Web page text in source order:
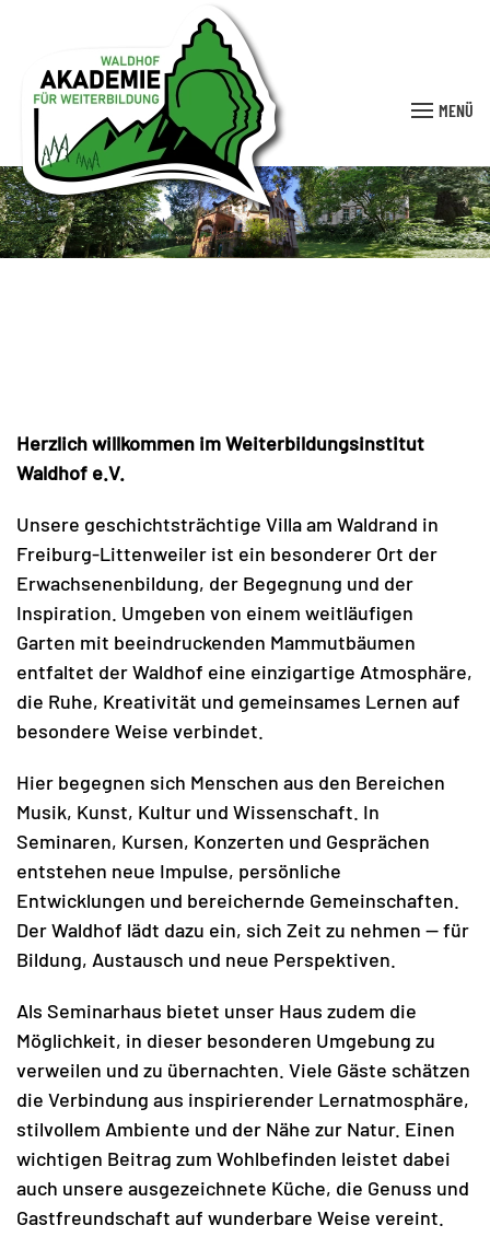
MENÜ
Herzlich willkommen im Weiterbildungsinstitut
Waldhof e.V.
Unsere geschichtsträchtige Villa am Waldrand in
Freiburg-Littenweiler ist ein besonderer Ort der
Erwachsenenbildung, der Begegnung und der
Inspiration. Umgeben von einem weitläufigen
Garten mit beeindruckenden Mammutbäumen
entfaltet der Waldhof eine einzigartige Atmosphäre,
die Ruhe, Kreativität und gemeinsames Lernen auf
besondere Weise verbindet.
Hier begegnen sich Menschen aus den Bereichen
Musik, Kunst, Kultur und Wissenschaft. In
Seminaren, Kursen, Konzerten und Gesprächen
entstehen neue Impulse, persönliche
Entwicklungen und bereichernde Gemeinschaften.
Der Waldhof lädt dazu ein, sich Zeit zu nehmen — für
Bildung, Austausch und neue Perspektiven.
Als Seminarhaus bietet unser Haus zudem die
Möglichkeit, in dieser besonderen Umgebung zu
verweilen und zu übernachten. Viele Gäste schätzen
die Verbindung aus inspirierender Lernatmosphäre,
stilvollem Ambiente und der Nähe zur Natur. Einen
wichtigen Beitrag zum Wohlbefinden leistet dabei
auch unsere ausgezeichnete Küche, die Genuss und
Gastfreundschaft auf wunderbare Weise vereint.